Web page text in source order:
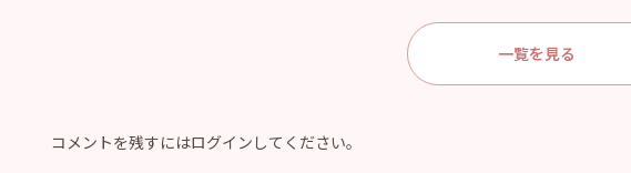
一覧を見る
コメントを残すにはログインしてください。